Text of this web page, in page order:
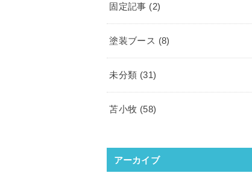
固定記事 (2)
塗装ブース (8)
未分類 (31)
苫小牧 (58)
アーカイブ